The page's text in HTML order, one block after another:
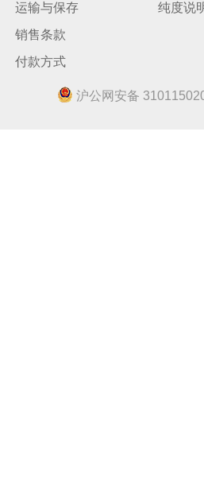
运输与保存
销售条款
付款方式
纯度说
沪公网安备